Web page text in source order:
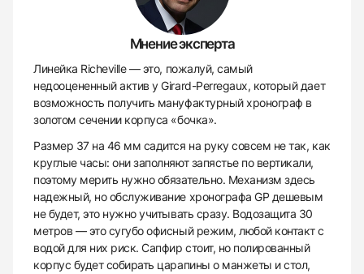
Мнение эксперта
Линейка Richeville — это, пожалуй, самый
недооцененный актив у Girard-Perregaux, который дает
возможность получить мануфактурный хронограф в
золотом сечении корпуса «бочка».
Размер 37 на 46 мм садится на руку совсем не так, как
круглые часы: они заполняют запястье по вертикали,
поэтому мерить нужно обязательно. Механизм здесь
надежный, но обслуживание хронографа GP дешевым
не будет, это нужно учитывать сразу. Водозащита 30
метров — это сугубо офисный режим, любой контакт с
водой для них риск. Сапфир стоит, но полированный
корпус будет собирать царапины о манжеты и стол,